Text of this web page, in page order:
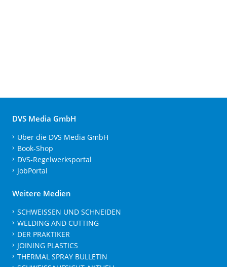
DVS Media GmbH
Über die DVS Media GmbH
Book-Shop
DVS-Regelwerksportal
JobPortal
Weitere Medien
SCHWEISSEN UND SCHNEIDEN
WELDING AND CUTTING
DER PRAKTIKER
JOINING PLASTICS
THERMAL SPRAY BULLETIN